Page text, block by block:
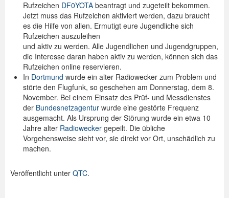
Rufzeichen DF0YOTA beantragt und zugeteilt bekommen.
Jetzt muss das Rufzeichen aktiviert werden, dazu braucht
es die Hilfe von allen. Ermutigt eure Jugendliche sich
Rufzeichen auszuleihen
und aktiv zu werden. Alle Jugendlichen und Jugendgruppen,
die Interesse daran haben aktiv zu werden, können sich das
Rufzeichen online reservieren.
In Dortmund wurde ein alter Radiowecker zum Problem und
störte den Flugfunk, so geschehen am Donnerstag, dem 8.
November. Bei einem Einsatz des Prüf- und Messdienstes
der Bundesnetzagentur wurde eine gestörte Frequenz
ausgemacht. Als Ursprung der Störung wurde ein etwa 10
Jahre alter Radiowecker gepeilt. Die übliche
Vorgehensweise sieht vor, sie direkt vor Ort, unschädlich zu
machen.
Veröffentlicht unter QTC.